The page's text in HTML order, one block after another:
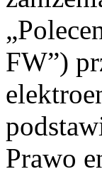
FW”)
Prawo